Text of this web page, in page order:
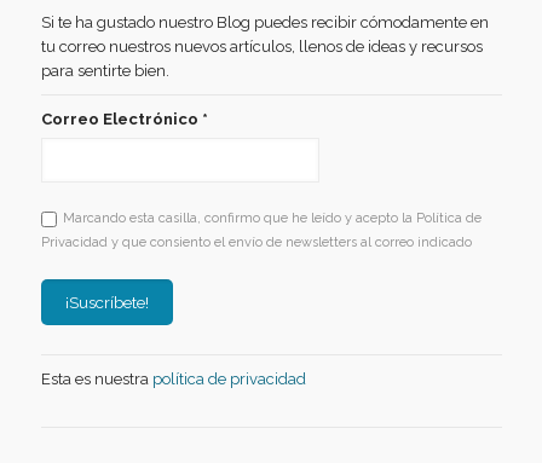
Si te ha gustado nuestro Blog puedes recibir cómodamente en
tu correo nuestros nuevos artículos, llenos de ideas y recursos
para sentirte bien.
Correo Electrónico *
Marcando esta casilla, confirmo que he leído y acepto la Política de
Privacidad y que consiento el envío de newsletters al correo indicado
Esta es nuestra política de privacidad